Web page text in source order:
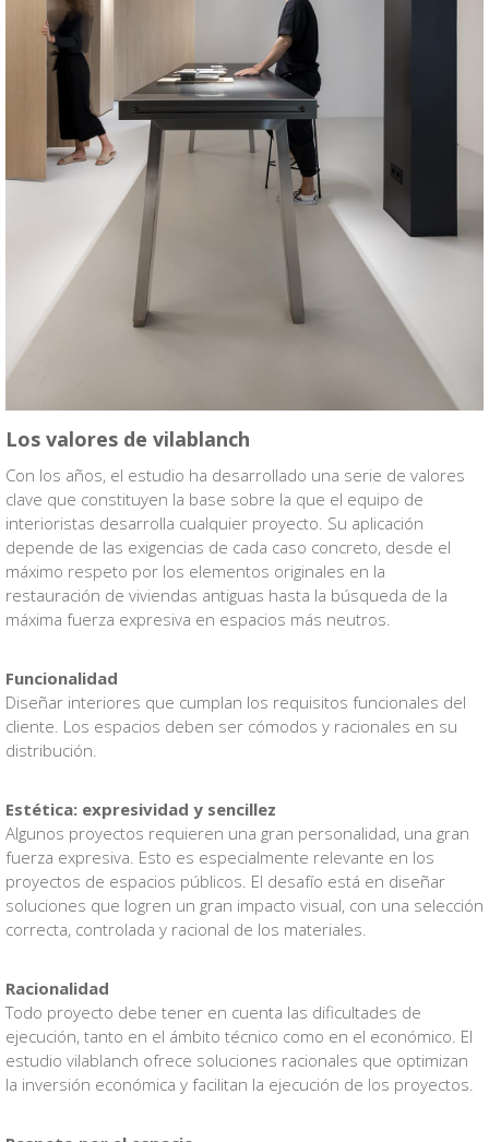
Los valores de vilablanch
Con los años, el estudio ha desarrollado una serie de valores
clave que constituyen la base sobre la que el equipo de
interioristas desarrolla cualquier proyecto. Su aplicación
depende de las exigencias de cada caso concreto, desde el
máximo respeto por los elementos originales en la
restauración de viviendas antiguas hasta la búsqueda de la
máxima fuerza expresiva en espacios más neutros.
Funcionalidad
Diseñar interiores que cumplan los requisitos funcionales del
cliente. Los espacios deben ser cómodos y racionales en su
distribución.
Estética: expresividad y sencillez
Algunos proyectos requieren una gran personalidad, una gran
fuerza expresiva. Esto es especialmente relevante en los
proyectos de espacios públicos. El desafío está en diseñar
soluciones que logren un gran impacto visual, con una selección
correcta, controlada y racional de los materiales.
Racionalidad
Todo proyecto debe tener en cuenta las dificultades de
ejecución, tanto en el ámbito técnico como en el económico. El
estudio vilablanch ofrece soluciones racionales que optimizan
la inversión económica y facilitan la ejecución de los proyectos.